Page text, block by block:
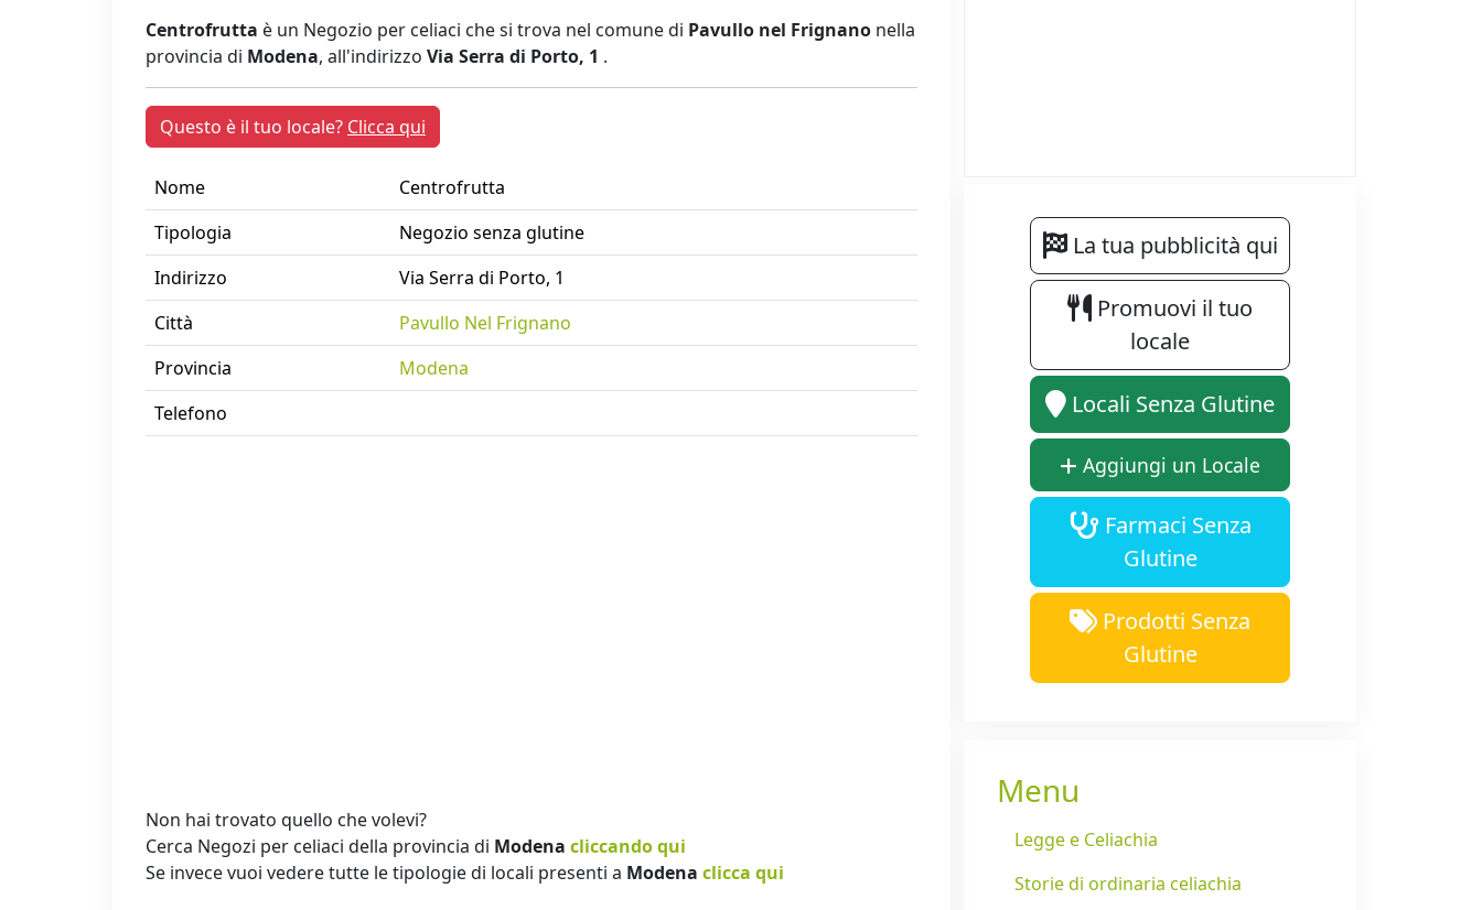
Centrofrutta è un Negozio per celiaci che si trova nel comune di Pavullo nel Frignano nella
provincia di Modena, all'indirizzo Via Serra di Porto, 1 .
Questo è il tuo locale? Clicca qui
Nome
Centrofrutta
Tipologia
Negozio senza glutine
Indirizzo
Via Serra di Porto, 1
Città
Pavullo Nel Frignano
Provincia
Modena
Telefono
Non hai trovato quello che volevi?
Cerca Negozi per celiaci della provincia di Modena cliccando qui
Se invece vuoi vedere tutte le tipologie di locali presenti a Modena clicca qui
La tua pubblicità qui
Promuovi il tuo
locale
Locali Senza Glutine
Aggiungi un Locale
Farmaci Senza
Glutine
Prodotti Senza
Glutine
Menu
Legge e Celiachia
Storie di ordinaria celiachia